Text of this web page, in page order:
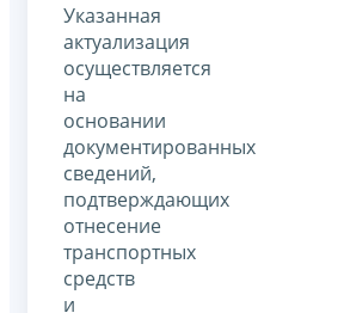
Указанная
актуализация
осуществляется
на
основании
документированных
сведений,
подтверждающих
отнесение
транспортных
средств
и